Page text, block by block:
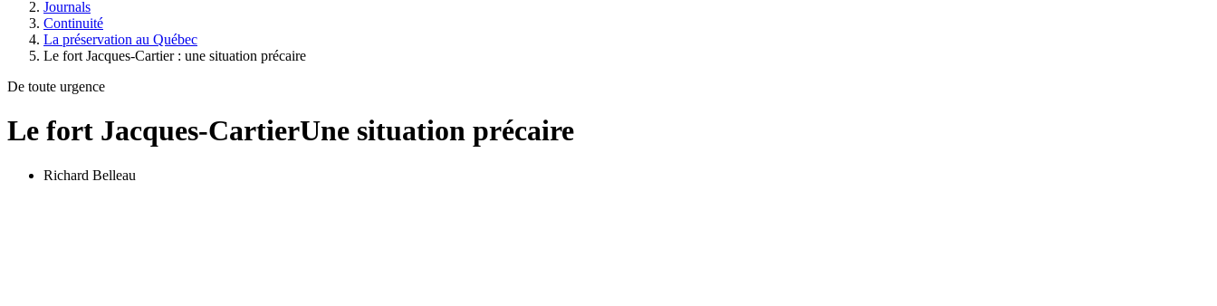
Journals
Continuité
La préservation au Québec
Le fort Jacques-Cartier : une situation précaire
De toute urgence
Le fort Jacques-CartierUne situation précaire
Richard Belleau